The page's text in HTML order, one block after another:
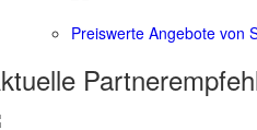
Preiswerte Angebote von